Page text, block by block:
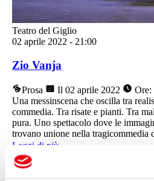
Teatro del Giglio
02 aprile 2022 - 21:00
Zio Vanja
Prosa Il 02 aprile 2022
Ore:
Una messinscena che oscilla tra
commedia. Tra risate e pianti. Tra
pura. Uno spettacolo dove le
trovano unione nella tragicommedia
Leggi di più
Segui tutte le novità